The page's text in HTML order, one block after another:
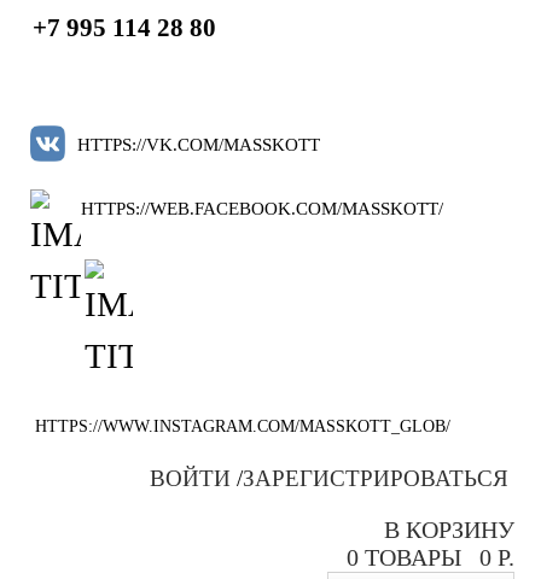
+7 995 114 28 80
HTTPS://VK.COM/MASSKOTT
HTTPS://WEB.FACEBOOK.COM/MASSKOTT/
HTTPS://WWW.INSTAGRAM.COM/MASSKOTT_GLOB/
ВОЙТИ /ЗАРЕГИСТРИРОВАТЬСЯ
В КОРЗИНУ
0 ТОВАРЫ0 Р.